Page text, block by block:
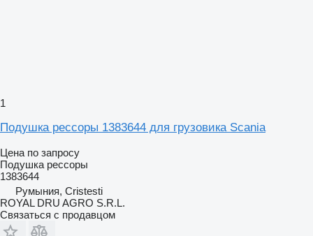
1
Подушка рессоры 1383644 для грузовика Scania
Цена по запросу
Подушка рессоры
1383644
Румыния, Cristesti
ROYAL DRU AGRO S.R.L.
Связаться с продавцом